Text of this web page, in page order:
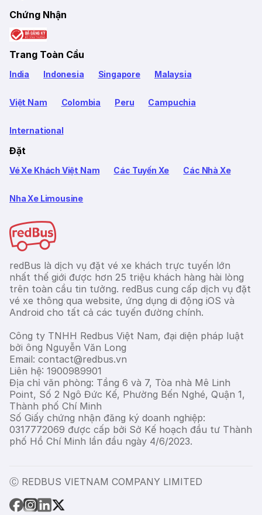
Chứng Nhận
Trang Toàn Cầu
India Indonesia Singapore Malaysia
Việt Nam Colombia Peru Campuchia
International
Đặt
Vé Xe Khách Việt Nam Các Tuyến Xe Các Nhà Xe
Nha Xe Limousine
redBus là dịch vụ đặt vé xe khách trực tuyến lớn
nhất thế giới được hơn 25 triệu khách hàng hài lòng
trên toàn cầu tin tưởng. redBus cung cấp dịch vụ đặt
vé xe thông qua website, ứng dụng di động iOS và
Android cho tất cả các tuyến đường chính.
Công ty TNHH Redbus Việt Nam, đại diện pháp luật
bởi ông Nguyễn Văn Long
Email: contact@redbus.vn
Liên hệ: 1900989901
Địa chỉ văn phòng: Tầng 6 và 7, Tòa nhà Mê Linh
Point, Số 2 Ngô Đức Kế, Phường Bến Nghé, Quận 1,
Thành phố Chí Minh
Số Giấy chứng nhận đăng ký doanh nghiệp:
0317772069 được cấp bởi Sở Kế hoạch đầu tư Thành
phố Hồ Chí Minh lần đầu ngày 4/6/2023.
Ⓒ REDBUS VIETNAM COMPANY LIMITED